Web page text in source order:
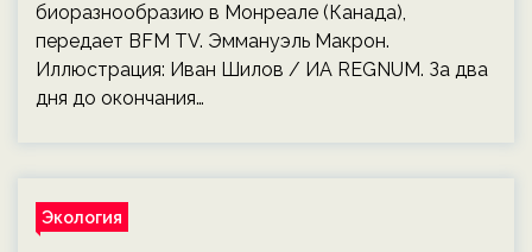
биоразнообразию в Монреале (Канада),
передает BFM TV. Эммануэль Макрон.
Иллюстрация: Иван Шилов / ИА REGNUM. За два
дня до окончания…
Экология